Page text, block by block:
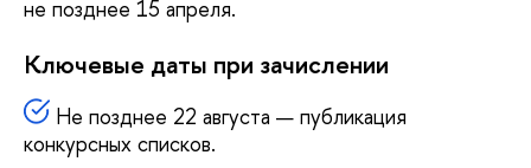
не позднее 15 апреля.
Ключевые даты при зачислении
Не позднее 22 августа — публикация
конкурсных списков.